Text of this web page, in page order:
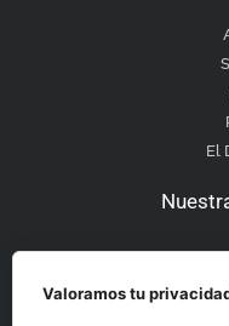
El
Valoramos tu